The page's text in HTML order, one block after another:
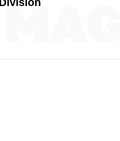
Division